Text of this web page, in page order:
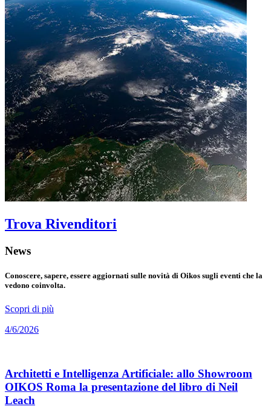
Trova Rivenditori
News
Conoscere, sapere, essere aggiornati sulle novità di Oikos sugli eventi che la
vedono coinvolta.
Scopri di più
4/6/2026
Architetti e Intelligenza Artificiale: allo Showroom
OIKOS Roma la presentazione del libro di Neil
Leach